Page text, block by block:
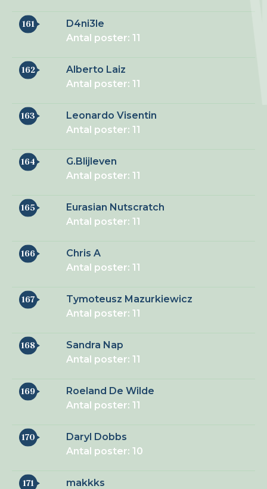
161
D4ni3le
Antal poster: 11
162
Alberto Laiz
Antal poster: 11
163
Leonardo Visentin
Antal poster: 11
164
G.Blijleven
Antal poster: 11
165
Eurasian Nutscratch
Antal poster: 11
166
Chris A
Antal poster: 11
167
Tymoteusz Mazurkiewicz
Antal poster: 11
168
Sandra Nap
Antal poster: 11
169
Roeland De Wilde
Antal poster: 11
170
Daryl Dobbs
Antal poster: 10
171
makkks